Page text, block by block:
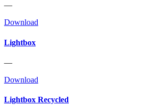
—
Download
Lightbox
—
Download
Lightbox Recycled